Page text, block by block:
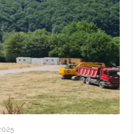
STIRI IULIE 31, 2026
Polivalentă din Brașov a
70% stadiu de
Finalizarea este
pentru vara
2027